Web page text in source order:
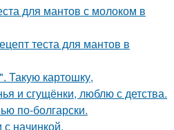
для мантов с молоком в
теста для мантов в
Такую картошку,
и сгущёнки, люблю с детства.
по-болгарски.
начинкой.